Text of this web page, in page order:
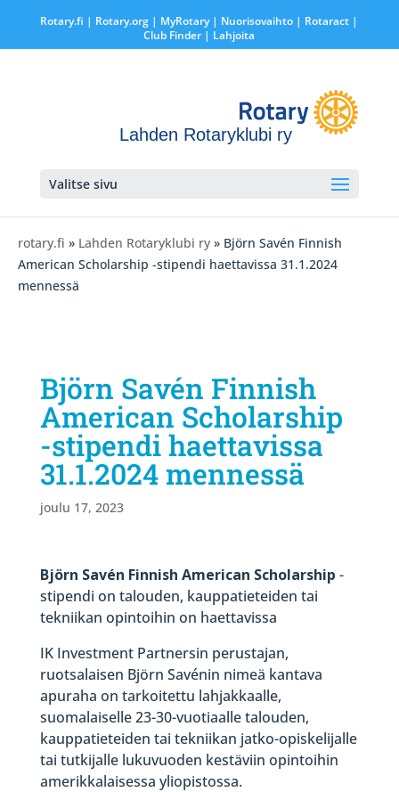
Rotary.fi | Rotary.org | MyRotary | Nuorisovaihto | Rotaract |
Club Finder | Lahjoita
Lahden Rotaryklubi ry
Valitse sivu
rotary.fi » Lahden Rotaryklubi ry » Björn Savén Finnish
American Scholarship -stipendi haettavissa 31.1.2024
mennessä
Björn Savén Finnish
American Scholarship
-stipendi haettavissa
31.1.2024 mennessä
joulu 17, 2023
Björn Savén Finnish American Scholarship -
stipendi on talouden, kauppatieteiden tai
tekniikan opintoihin on haettavissa
IK Investment Partnersin perustajan,
ruotsalaisen Björn Savénin nimeä kantava
apuraha on tarkoitettu lahjakkaalle,
suomalaiselle 23-30-vuotiaalle talouden,
kauppatieteiden tai tekniikan jatko-opiskelijalle
tai tutkijalle lukuvuoden kestäviin opintoihin
amerikkalaisessa yliopistossa.